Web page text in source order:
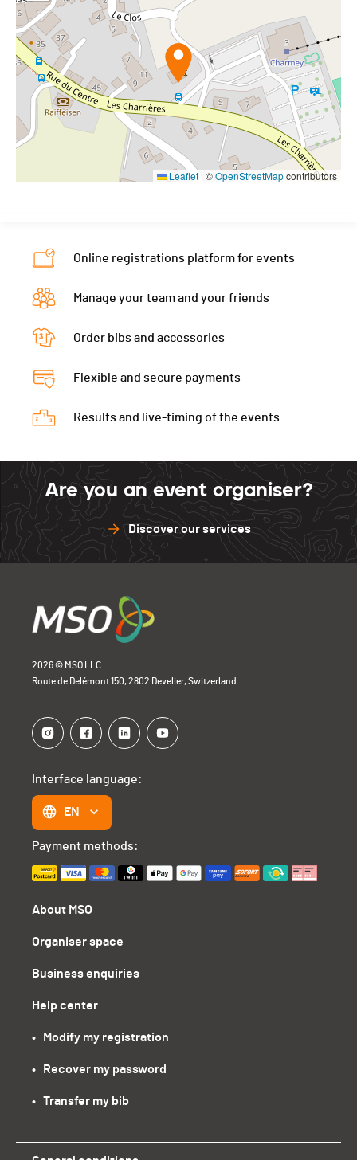
Leaflet | ©OpenStreetMapcontributors
Online registrations platform for events
Manage your team and your friends
Order bibs and accessories
Flexible and secure payments
Results and live-timing of the events
Are you an event organiser?
Discover our services
2026 © MSO LLC.
Route de Delémont 150, 2802 Develier, Switzerland
About MSO
Organiser space
Business enquiries
Help center
•   Modify my registration
•   Recover my password
•   Transfer my bib
Interface language:
EN
Payment methods: